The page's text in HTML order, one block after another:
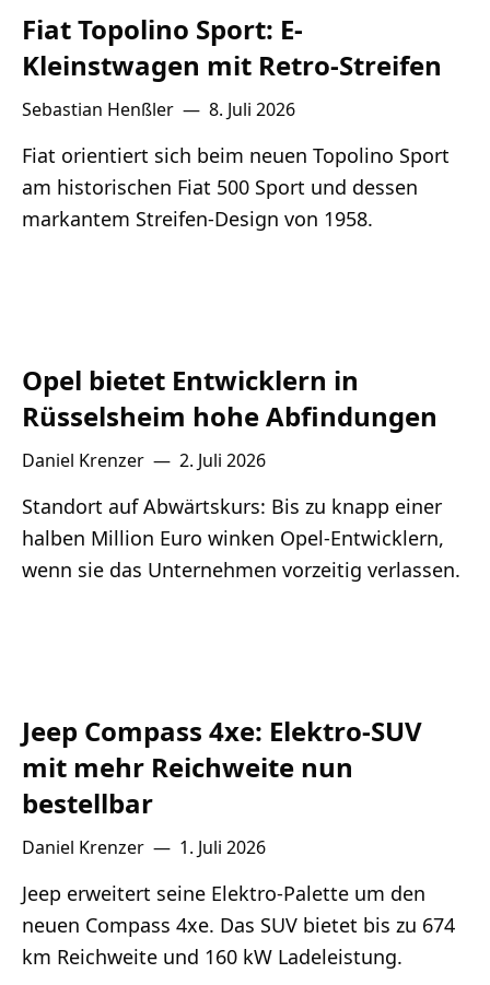
Fiat Topolino Sport: E-
Kleinstwagen mit Retro-Streifen
Sebastian Henßler — 8. Juli 2026
Fiat orientiert sich beim neuen Topolino Sport
am historischen Fiat 500 Sport und dessen
markantem Streifen-Design von 1958.
Opel bietet Entwicklern in
Rüsselsheim hohe Abfindungen
Daniel Krenzer — 2. Juli 2026
Standort auf Abwärtskurs: Bis zu knapp einer
halben Million Euro winken Opel-Entwicklern,
wenn sie das Unternehmen vorzeitig verlassen.
Jeep Compass 4xe: Elektro-SUV
mit mehr Reichweite nun
bestellbar
Daniel Krenzer — 1. Juli 2026
Jeep erweitert seine Elektro-Palette um den
neuen Compass 4xe. Das SUV bietet bis zu 674
km Reichweite und 160 kW Ladeleistung.